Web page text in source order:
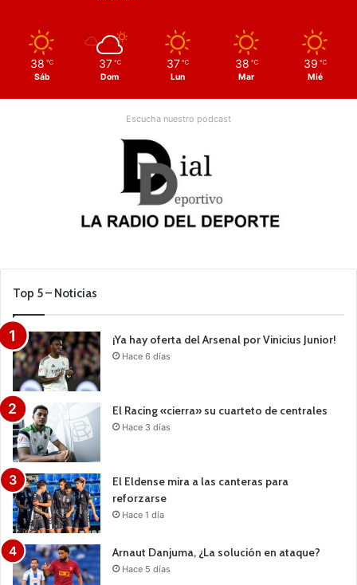
38 ℃
Sáb
37 ℃
Dom
37 ℃
Lun
38 ℃
Mar
39 ℃
Mié
Escucha nuestro podcast
Top 5 – Noticias
¡Ya hay oferta del Arsenal por Vinicius Junior!
Hace 6 días
El Racing «cierra» su cuarteto de centrales
Hace 3 días
El Eldense mira a las canteras para
reforzarse
Hace 1 día
Arnaut Danjuma, ¿La solución en ataque?
Hace 5 días